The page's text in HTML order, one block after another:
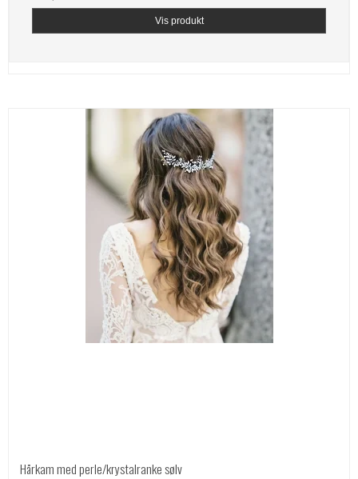
Vis produkt
Hårkam med perle/krystalranke sølv